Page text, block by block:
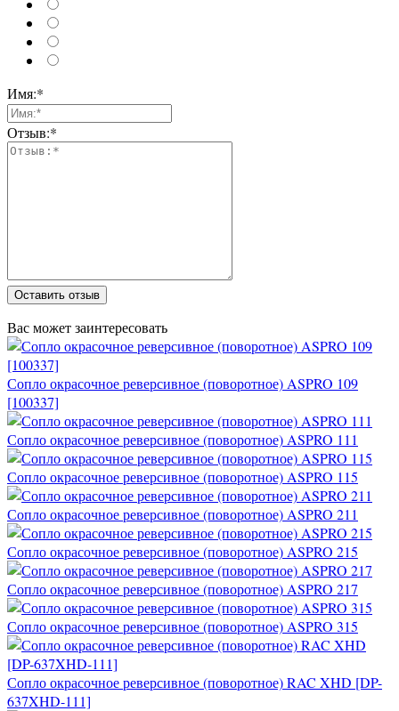
Имя:*
Отзыв:*
Оставить отзыв
Вас может заинтересовать
Сопло окрасочное реверсивное (поворотное) ASPRO 109
[100337]
Сопло окрасочное реверсивное (поворотное) ASPRO 111
Сопло окрасочное реверсивное (поворотное) ASPRO 115
Сопло окрасочное реверсивное (поворотное) ASPRO 211
Сопло окрасочное реверсивное (поворотное) ASPRO 215
Сопло окрасочное реверсивное (поворотное) ASPRO 217
Сопло окрасочное реверсивное (поворотное) ASPRO 315
Сопло окрасочное реверсивное (поворотное) RAC XHD [DP-
637XHD-111]